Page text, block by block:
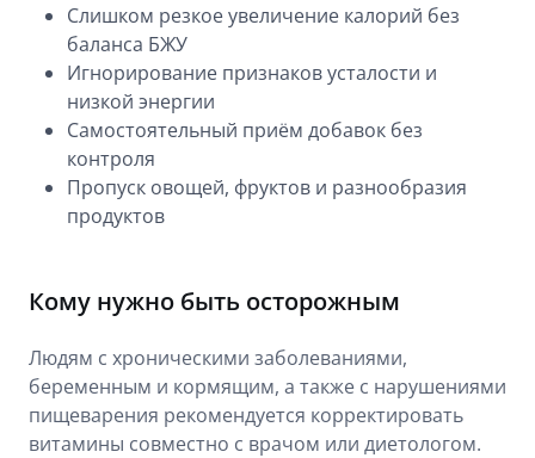
Слишком резкое увеличение калорий без
баланса БЖУ
Игнорирование признаков усталости и
низкой энергии
Самостоятельный приём добавок без
контроля
Пропуск овощей, фруктов и разнообразия
продуктов
Кому нужно быть осторожным
Людям с хроническими заболеваниями,
беременным и кормящим, а также с нарушениями
пищеварения рекомендуется корректировать
витамины совместно с врачом или диетологом.